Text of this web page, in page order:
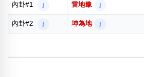
內卦#1 i 雷地豫 i
內卦#2 i 坤為地 i